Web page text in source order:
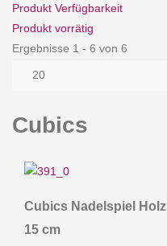
Produkt Verfügbarkeit
Produkt vorrätig
Ergebnisse 1 - 6 von 6
Cubics
Cubics Nadelspiel Holz
15 cm